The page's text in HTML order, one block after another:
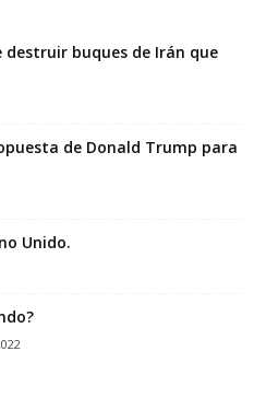
buques de Irán que
de Donald Trump para
Unido.